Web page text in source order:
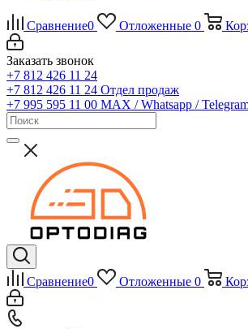
Сравнение0 Отложенные 0
Заказать звонок
+7 812 426 11 24
+7 812 426 11 24 Отдел продаж
+7 995 595 11 00 MAX / Whatsapp /
Сравнение0 Отложенные 0